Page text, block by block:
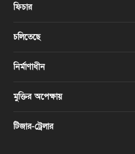
ফিচার
চলিতেছে
নির্মাণাধীন
মুক্তির অপেক্ষায়
টিজার-ট্রেলার